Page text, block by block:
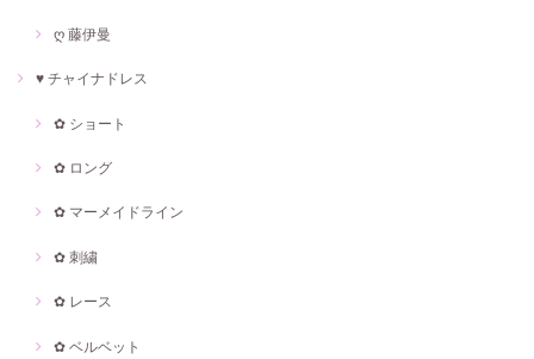
ღ 藤伊曼
♥ チャイナドレス
✿ ショート
✿ ロング
✿ マーメイドライン
✿ 刺繍
✿ レース
✿ ベルベット